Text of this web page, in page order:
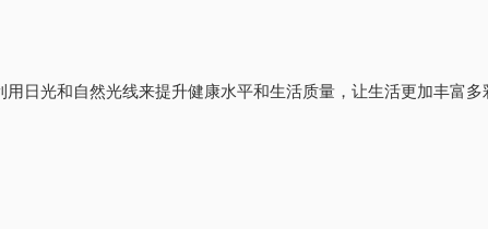
日光和自然光线来提升健康水平和生活质量，让生活更加丰富多